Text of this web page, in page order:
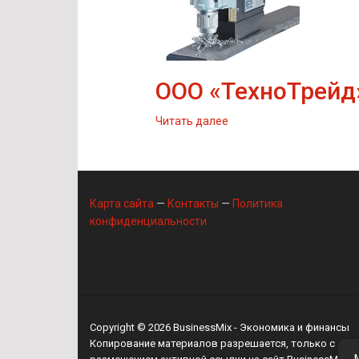
ООО
Читать далее
Карта сайта — Контакты — Политика
конфиденциальности
Copyright © 2026 BusinessMix - Экономика и финансы
Копирование материалов разрешается, только с